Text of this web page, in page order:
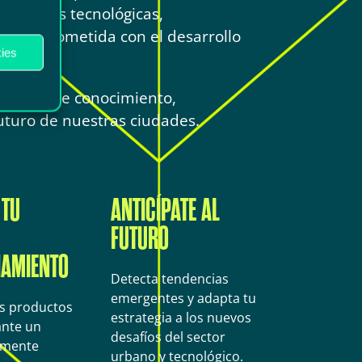
tecnológicas,
comprometida con el desarrollo
de conocimiento,
de nuestras ciudades.
productos
un
ANTICÍPATE AL
FUTURO
Detecta tendencias
emergentes y adapta tu
estrategia a los nuevos
desafíos del sector
urbano y tecnológico.